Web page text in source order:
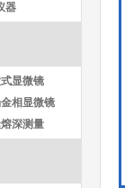
器
式显微镜
金相显微镜
熔深测量